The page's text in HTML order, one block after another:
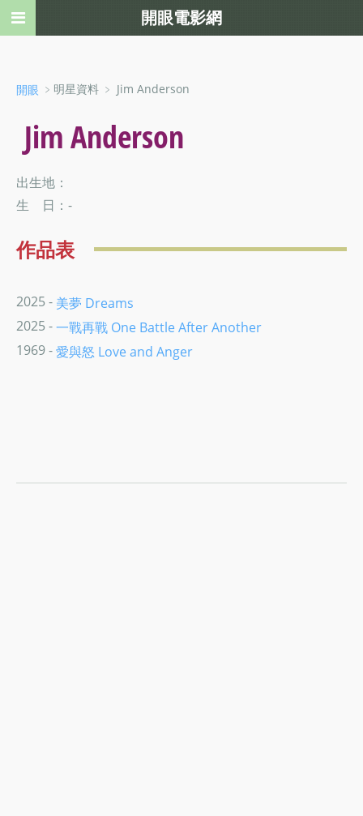
開眼 ﹥明星資料 ﹥ Jim Anderson
Jim Anderson
出生地：
生 日：-
作品表
2025 - 美夢 Dreams
2025 -一戰再戰 One Battle After Another
1969 -愛與怒 Love and Anger
開眼電影網